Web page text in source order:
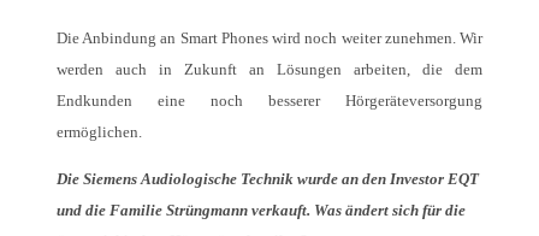
Die Anbindung an Smart Phones wird noch weiter zunehmen. Wir
werden auch in Zukunft an Lösungen arbeiten, die dem
Endkunden eine noch besserer Hörgeräteversorgung
ermöglichen.
Die Siemens Audiologische Technik wurde an den Investor EQT
und die Familie Strüngmann verkauft. Was ändert sich für die